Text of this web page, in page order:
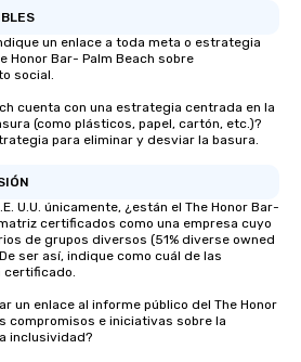
un enlace a toda meta o estrategia
Honor Bar- Palm Beach sobre
social.
cuenta con una estrategia centrada en la
(como plásticos, papel, cartón, etc.)?
para eliminar y desviar la basura.
U.U. únicamente, ¿están el The Honor Bar-
certificados como una empresa cuyo
de grupos diversos (51% diverse owned
ser así, indique como cuál de las
certificado.
un enlace al informe público del The Honor
compromisos e iniciativas sobre la
inclusividad?